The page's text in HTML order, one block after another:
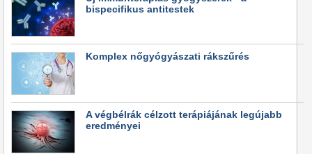
bispecifikus antitestek
Komplex nőgyógyászati rákszűrés
A végbélrák célzott terápiájának legújabb
eredményei